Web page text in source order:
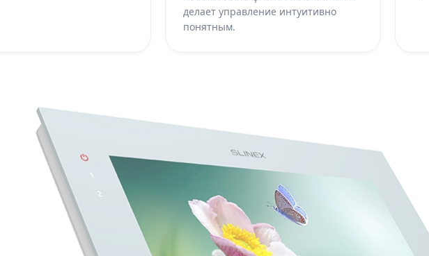
делает управление интуитивно
понятным.